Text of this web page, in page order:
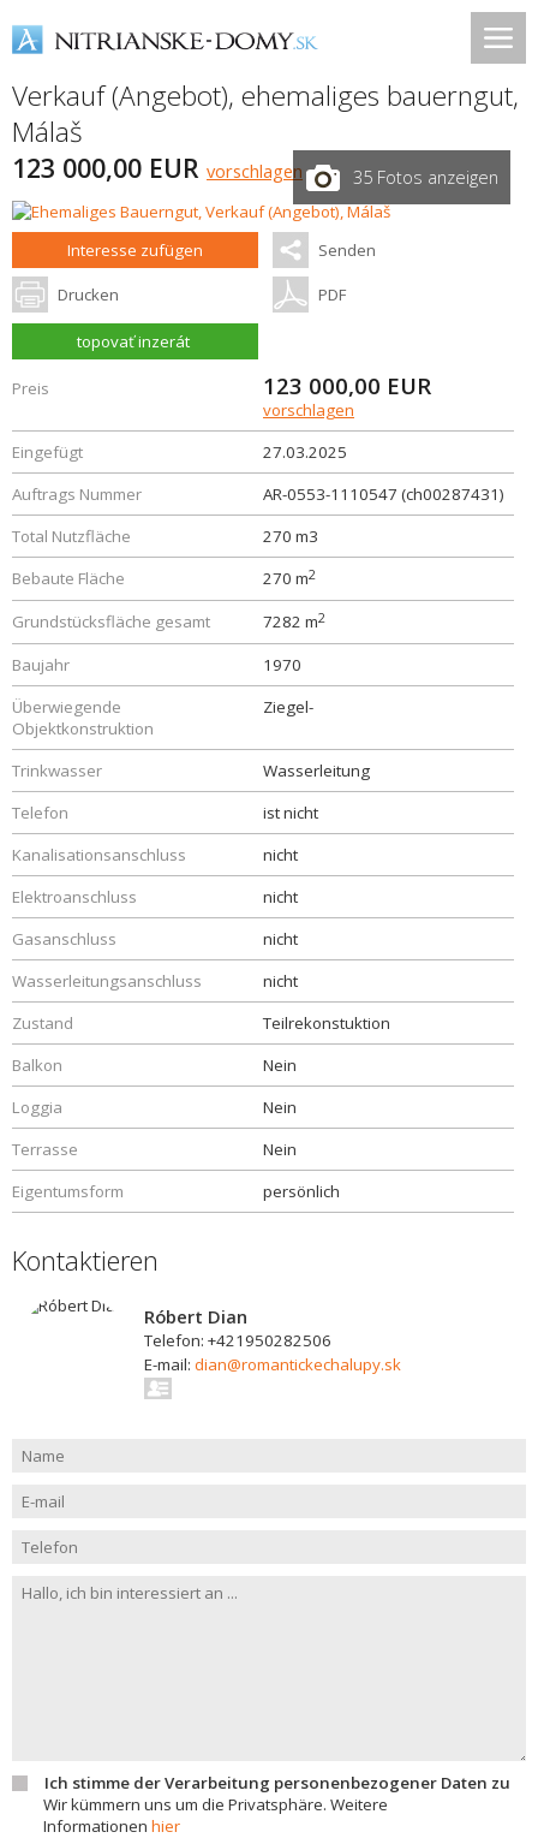
Verkauf (Angebot), ehemaliges bauerngut,
Málaš
123 000,00 EUR vorschlagen 35 Fotos anzeigen
Interesse zufügen Senden
Drucken PDF
topovať inzerát
Preis 123 000,00 EUR
vorschlagen
Eingefügt
27.03.2025
Auftrags Nummer
AR-0553-1110547 (ch00287431)
Total Nutzfläche
270 m3
Bebaute Fläche
270 m2
Grundstücksfläche gesamt 7282 m2
Baujahr
1970
Überwiegende
Objektkonstruktion
Ziegel-
Trinkwasser
Wasserleitung
Telefon
ist nicht
Kanalisationsanschluss
nicht
Elektroanschluss
nicht
Gasanschluss
nicht
Wasserleitungsanschluss
nicht
Zustand
Teilrekonstuktion
Balkon
Nein
Loggia
Nein
Terrasse
Nein
Eigentumsform
persönlich
Kontaktieren
Róbert Dian
Telefon: +421950282506
E-mail: dian@romantickechalupy.sk
Ich stimme der Verarbeitung personenbezogener Daten zu
Wir kümmern uns um die Privatsphäre. Weitere
Informationen hier